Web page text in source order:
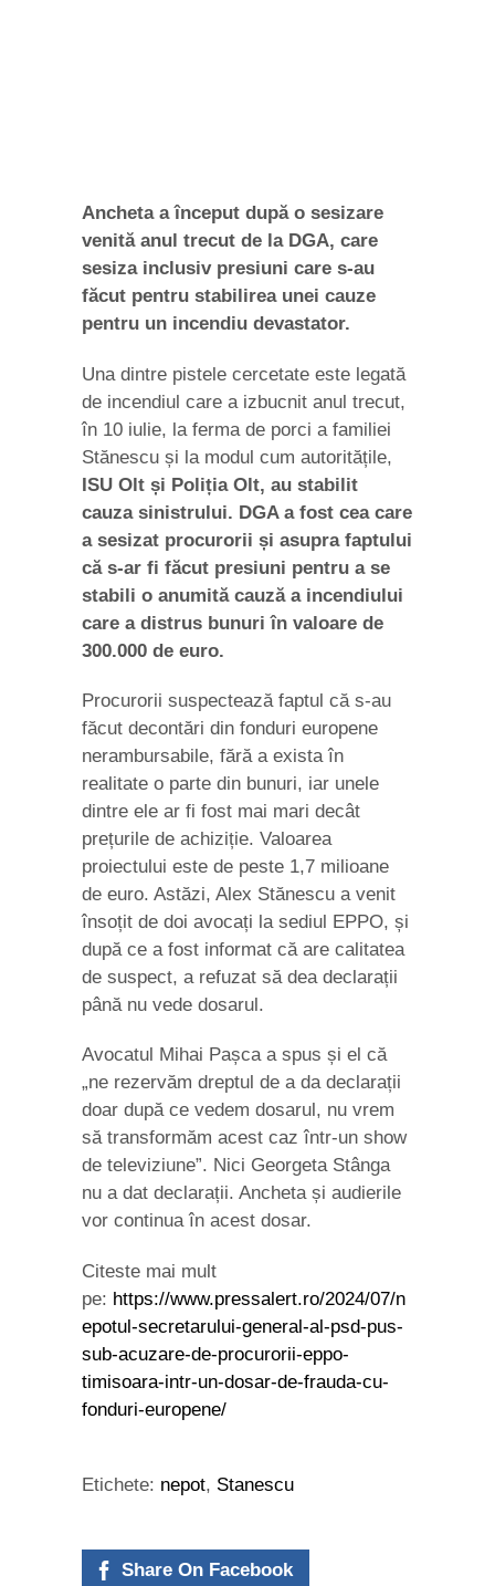
Ancheta a început după o sesizare
venită anul trecut de la DGA, care
sesiza inclusiv presiuni care s-au
făcut pentru stabilirea unei cauze
pentru un incendiu devastator.
Una dintre pistele cercetate este legată
de incendiul care a izbucnit anul trecut,
în 10 iulie, la ferma de porci a familiei
Stănescu și la modul cum autoritățile,
ISU Olt și Poliția Olt, au stabilit
cauza sinistrului. DGA a fost cea care
a sesizat procurorii și asupra faptului
că s-ar fi făcut presiuni pentru a se
stabili o anumită cauză a incendiului
care a distrus bunuri în valoare de
300.000 de euro.
Procurorii suspectează faptul că s-au
făcut decontări din fonduri europene
nerambursabile, fără a exista în
realitate o parte din bunuri, iar unele
dintre ele ar fi fost mai mari decât
prețurile de achiziție. Valoarea
proiectului este de peste 1,7 milioane
de euro. Astăzi, Alex Stănescu a venit
însoțit de doi avocați la sediul EPPO, și
după ce a fost informat că are calitatea
de suspect, a refuzat să dea declarații
până nu vede dosarul.
Avocatul Mihai Pașca a spus și el că
„ne rezervăm dreptul de a da declarații
doar după ce vedem dosarul, nu vrem
să transformăm acest caz într-un show
de televiziune”. Nici Georgeta Stânga
nu a dat declarații. Ancheta și audierile
vor continua în acest dosar.
Citeste mai mult
pe: https://www.pressalert.ro/2024/07/n
epotul-secretarului-general-al-psd-pus-
sub-acuzare-de-procurorii-eppo-
timisoara-intr-un-dosar-de-frauda-cu-
fonduri-europene/
Etichete: nepot, Stanescu
Share On Facebook